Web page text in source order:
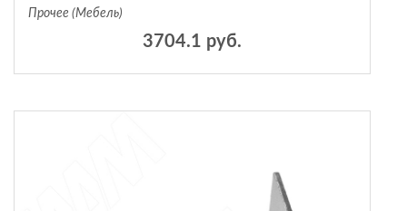
Прочее (Мебель)
3704.1 руб.